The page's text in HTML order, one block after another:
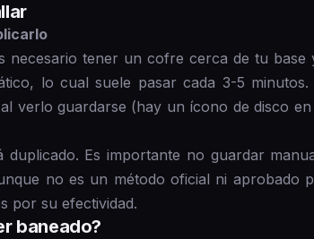
necesario tener un cofre cerca de tu base
lo cual suele pasar cada 3-5 minutos.
verlo guardarse (hay un ícono de disco
Es importante no guardar
no es un método oficial ni aprobado
por su efectividad.
baneado?